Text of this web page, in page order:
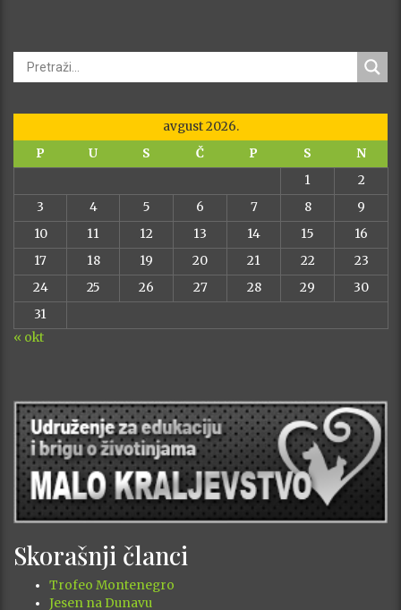
avgust 2026.
P
U S Č P S
N
1
2
3
4 5 6 7 8
9
10
11 12 13 14 15
16
17
18 19 20 21 22
23
24
25 26 27 28 29
30
31
« okt
Skorašnji članci
Trofeo Montenegro
Jesen na Dunavu